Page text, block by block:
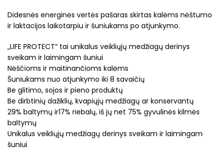
Didesnės energinės vertės pašaras skirtas kalėms nėštumo
ir laktacijos laikotarpiu ir šuniukams po atjunkymo.
„LIFE PROTECT“ tai unikalus veikliųjų medžiagų derinys
sveikam ir laimingam šuniui
Nėščioms ir maitinančioms kalėms
Šuniukams nuo atjunkymo iki 8 savaičių
Be glitimo, sojos ir pieno produktų
Be dirbtinių dažiklių, kvapiųjų medžiagų ar konservantų
29% baltymų ir17% riebalų, iš jų net 75% gyvulinės kilmės
baltymų
Unikalus veikliųjų medžiagų derinys sveikam ir laimingam
šuniui